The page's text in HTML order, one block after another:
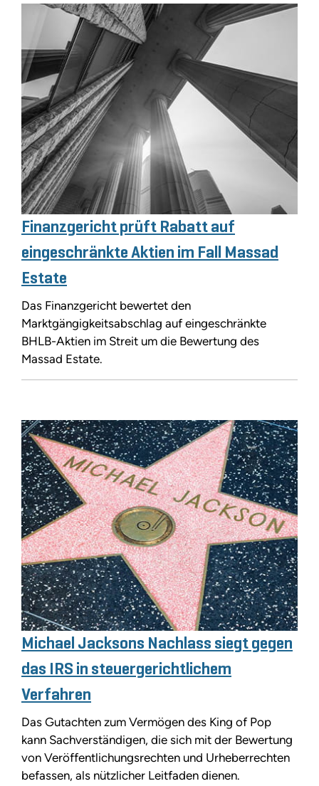
Finanzgericht prüft Rabatt auf
eingeschränkte Aktien im Fall Massad
Estate
Das Finanzgericht bewertet den
Marktgängigkeitsabschlag auf eingeschränkte
BHLB-Aktien im Streit um die Bewertung des
Massad Estate.
Michael Jacksons Nachlass siegt gegen
das IRS in steuergerichtlichem
Verfahren
Das Gutachten zum Vermögen des King of Pop
kann Sachverständigen, die sich mit der Bewertung
von Veröffentlichungsrechten und Urheberrechten
befassen, als nützlicher Leitfaden dienen.